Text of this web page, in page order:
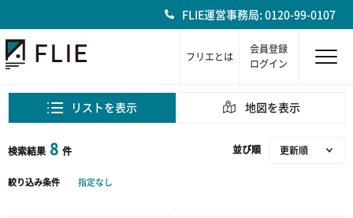
FLIE運営事務局: 0120-99-0107
フリエとは
会員登録
ログイン
リストを表示 地図を表示
検索結果 8 件 並び順
絞り込み条件 指定なし